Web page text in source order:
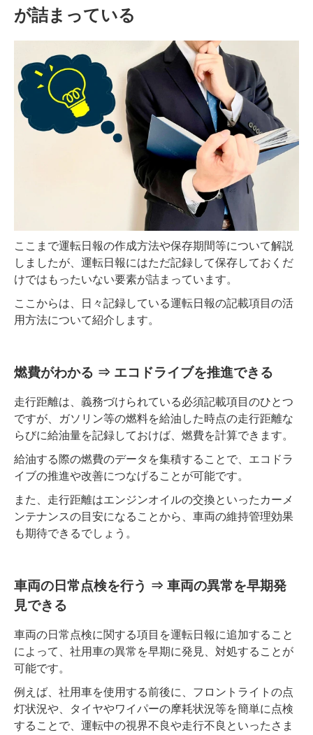
が詰まっている
ここまで運転日報の作成方法や保存期間等について解説
しましたが、運転日報にはただ記録して保存しておくだ
けではもったいない要素が詰まっています。
ここからは、日々記録している運転日報の記載項目の活
用方法について紹介します。
燃費がわかる ⇒ エコドライブを推進できる
走行距離は、義務づけられている必須記載項目のひとつ
ですが、ガソリン等の燃料を給油した時点の走行距離な
らびに給油量を記録しておけば、燃費を計算できます。
給油する際の燃費のデータを集積することで、エコドラ
イブの推進や改善につなげることが可能です。
また、走行距離はエンジンオイルの交換といったカーメ
ンテナンスの目安になることから、車両の維持管理効果
も期待できるでしょう。
車両の日常点検を行う ⇒ 車両の異常を早期発
見できる
車両の日常点検に関する項目を運転日報に追加すること
によって、社用車の異常を早期に発見、対処することが
可能です。
例えば、社用車を使用する前後に、フロントライトの点
灯状況や、タイヤやワイパーの摩耗状況等を簡単に点検
することで、運転中の視界不良や走行不良といったさま